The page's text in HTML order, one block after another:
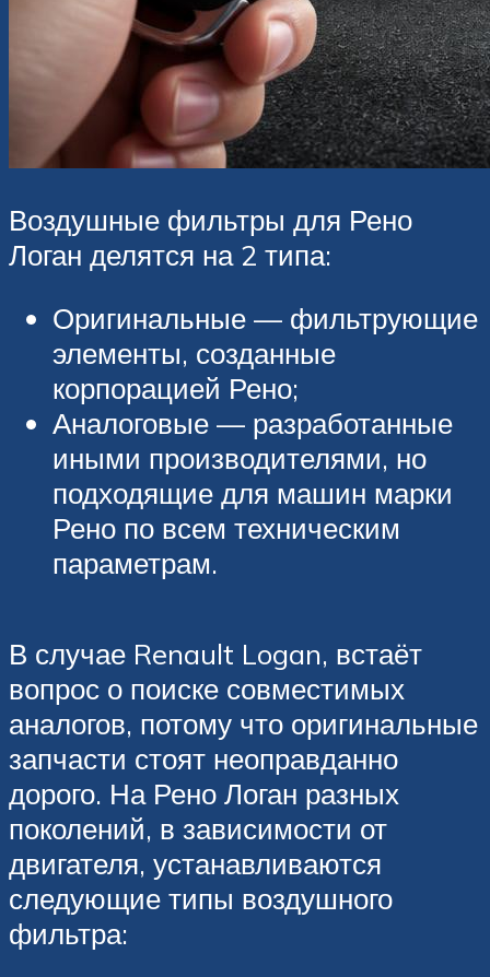
Воздушные фильтры для Рено
Логан делятся на 2 типа:
Оригинальные — фильтрующие
элементы, созданные
корпорацией Рено;
Аналоговые — разработанные
иными производителями, но
подходящие для машин марки
Рено по всем техническим
параметрам.
В случае Renault Logan, встаёт
вопрос о поиске совместимых
аналогов, потому что оригинальные
запчасти стоят неоправданно
дорого. На Рено Логан разных
поколений, в зависимости от
двигателя, устанавливаются
следующие типы воздушного
фильтра: